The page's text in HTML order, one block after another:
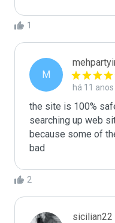
1
M
há 11 anos
the site is 100%
searching up web
because some of
bad
2
sicilian22